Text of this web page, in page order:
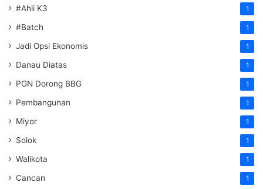
#Ahli K3 1
#Batch 1
Jadi Opsi Ekonomis 1
Danau Diatas 1
PGN Dorong BBG 1
Pembangunan 1
Miyor 1
Solok 1
Walikota 1
Cancan 1